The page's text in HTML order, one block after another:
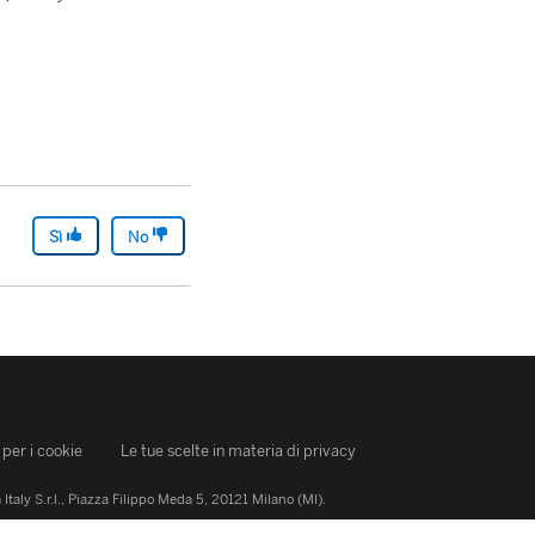
Sì No
per i cookie Le tue scelte in materia di privacy
Italy S.r.l., Piazza Filippo Meda 5, 20121 Milano (MI).